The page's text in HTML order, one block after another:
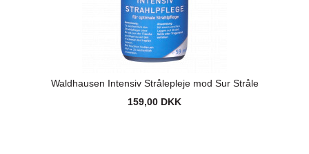
Waldhausen Intensiv Strålepleje mod Sur Stråle
159,00 DKK